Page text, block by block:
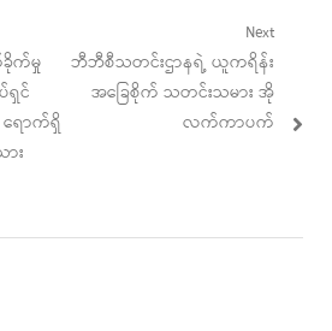
ခိုက်မှု
ရှင်
ောက်ရှိ
း
Next
Next
post:
ဘီဘီစီသတင်းဌာနရဲ့ ယူကရိန်း
အခြေစိုက် သတင်းသမား အို
လက်ကာပက်